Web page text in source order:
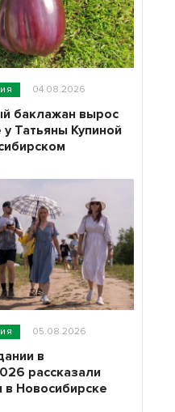
04.08.2026
баклажан вырос
у Татьяны Купиной
05.08.2026
в
рассказали
в Новосибирске